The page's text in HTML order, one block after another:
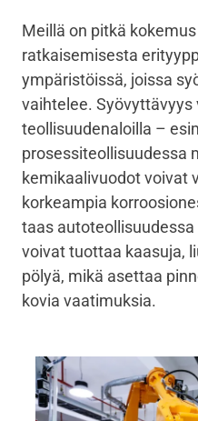
Meillä on pitkä
ratkaisemisesta
ympäristöissä, joissa
vaihtelee. Syövyttävyys
teollisuudenaloilla –
prosessiteollisuudessa
kemikaalivuodot voivat
korkeampia
taas
voivat tuottaa kaasuja,
pölyä, mikä asettaa
kovia vaatimuksia.